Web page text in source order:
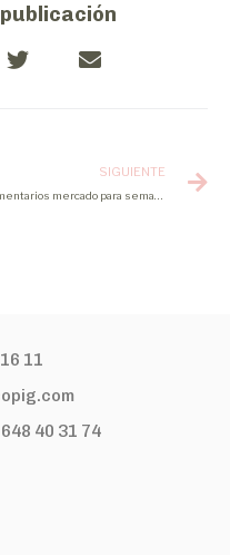
SIGUIENTE
11
40 31 74